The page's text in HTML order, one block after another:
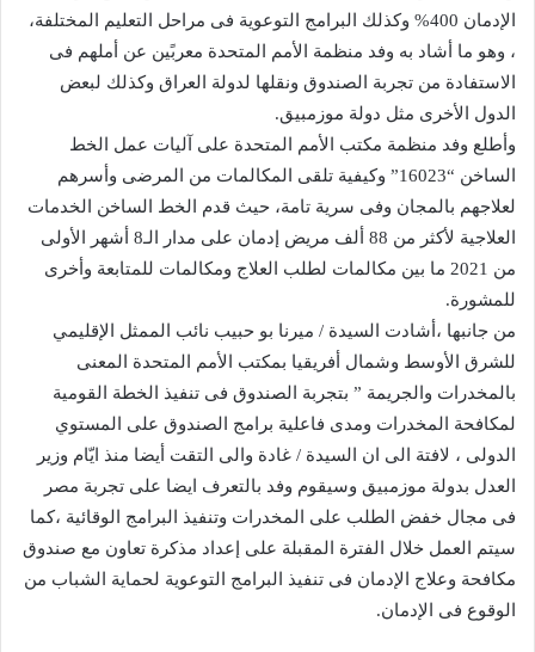
الإدمان 400% وكذلك البرامج التوعوية فى مراحل التعليم المختلفة،
، وهو ما أشاد به وفد منظمة الأمم المتحدة معربًين عن أملهم فى
الاستفادة من تجربة الصندوق ونقلها لدولة العراق وكذلك لبعض
الدول الأخرى مثل دولة موزمبيق.
وأطلع وفد منظمة مكتب الأمم المتحدة على آليات عمل الخط
الساخن “16023” وكيفية تلقى المكالمات من المرضى وأسرهم
لعلاجهم بالمجان وفى سرية تامة، حيث قدم الخط الساخن الخدمات
العلاجية لأكثر من 88 ألف مريض إدمان على مدار الـ8 أشهر الأولى
من 2021 ما بين مكالمات لطلب العلاج ومكالمات للمتابعة وأخرى
للمشورة‪.‬
من جانبها ،أشادت السيدة / ميرنا بو حبيب نائب الممثل الإقليمي
للشرق الأوسط وشمال أفريقيا بمكتب الأمم المتحدة المعنى
بالمخدرات والجريمة‪ ” ‬بتجربة الصندوق فى تنفيذ الخطة القومية
لمكافحة المخدرات ومدى فاعلية برامج الصندوق على المستوي
الدولى ، لافتة الى ان السيدة / غادة والى التقت أيضا منذ ايّام وزير
العدل بدولة موزمبيق وسيقوم وفد بالتعرف ايضا على تجربة مصر
فى مجال خفض الطلب على المخدرات وتنفيذ البرامج الوقائية ،كما
سيتم العمل خلال الفترة المقبلة على إعداد مذكرة تعاون مع صندوق
مكافحة وعلاج الإدمان فى تنفيذ البرامج التوعوية لحماية الشباب من
الوقوع فى الإدمان.